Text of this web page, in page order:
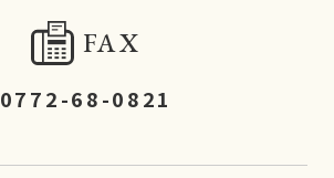
FAX
0772-68-0821